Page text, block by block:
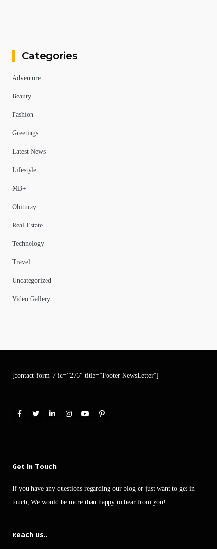
Categories
Adventure
Beauty
Fashion
Greetings
Latest News
Lifestyle
MB+
Obituray
Real Estate
Technology
Travel
Uncategorized
Video Gallery
[contact-form-7 id=”276″ title=”Footer NewsLetter”]
Get In Touch
If you have any questions regarding our blog or just want to get in
touch, We would be more than happy to hear from you!
Reach us..